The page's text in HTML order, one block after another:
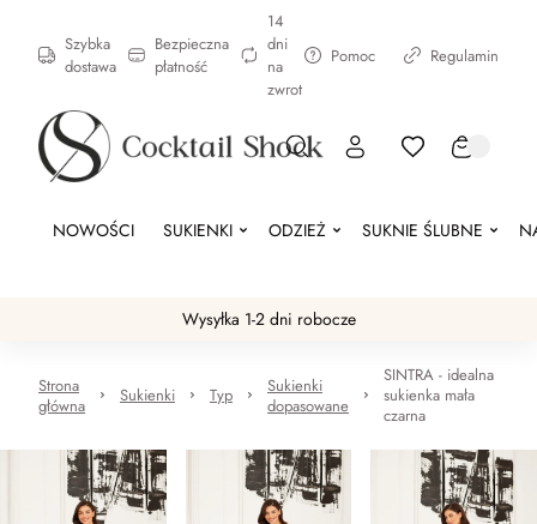
Szybka
dostawa
Bezpieczna
płatność
14
dni
na
zwrot
Pomoc Regulamin
NOWOŚCI SUKIENKI ODZIEŻ SUKNIE ŚLUBNE
Wysyłka 1-2 dni robocze
Strona
główna
Sukienki Typ
Sukienki
dopasowane
SINTRA - idealna
sukienka mała
czarna